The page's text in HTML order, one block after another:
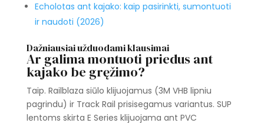
Echolotas ant kajako: kaip pasirinkti, sumontuoti
ir naudoti (2026)
Dažniausiai užduodami klausimai
Ar galima montuoti priedus ant
kajako be gręžimo?
Taip. Railblaza siūlo klijuojamus (3M VHB lipniu
pagrindu) ir Track Rail prisisegamus variantus. SUP
lentoms skirta E Series klijuojama ant PVC